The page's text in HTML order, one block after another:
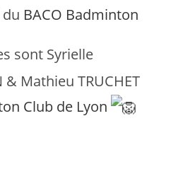
du BACO Badminton
sont Syrielle
& Mathieu TRUCHET
Club de Lyon